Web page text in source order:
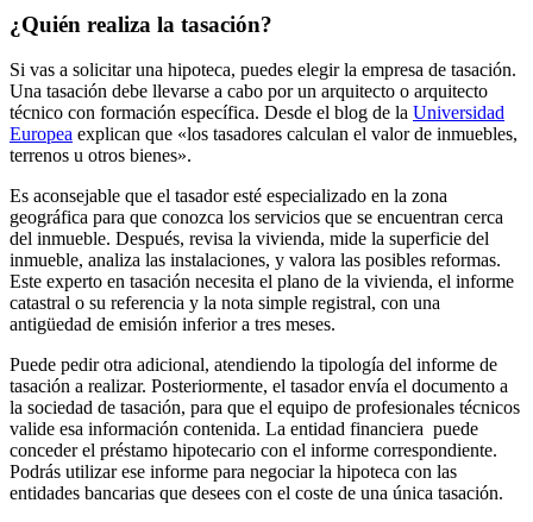
¿Quién realiza la tasación?
Si vas a solicitar una hipoteca, puedes elegir la empresa de tasación.
Una tasación debe llevarse a cabo por un arquitecto o arquitecto
técnico con formación específica. Desde el blog de la Universidad
Europea explican que «los tasadores calculan el valor de inmuebles,
terrenos u otros bienes».
Es aconsejable que el tasador esté especializado en la zona
geográfica para que conozca los servicios que se encuentran cerca
del inmueble. Después, revisa la vivienda, mide la superficie del
inmueble, analiza las instalaciones, y valora las posibles reformas.
Este experto en tasación necesita el plano de la vivienda, el informe
catastral o su referencia y la nota simple registral, con una
antigüedad de emisión inferior a tres meses.
Puede pedir otra adicional, atendiendo la tipología del informe de
tasación a realizar. Posteriormente, el tasador envía el documento a
la sociedad de tasación, para que el equipo de profesionales técnicos
valide esa información contenida. La entidad financiera puede
conceder el préstamo hipotecario con el informe correspondiente.
Podrás utilizar ese informe para negociar la hipoteca con las
entidades bancarias que desees con el coste de una única tasación.